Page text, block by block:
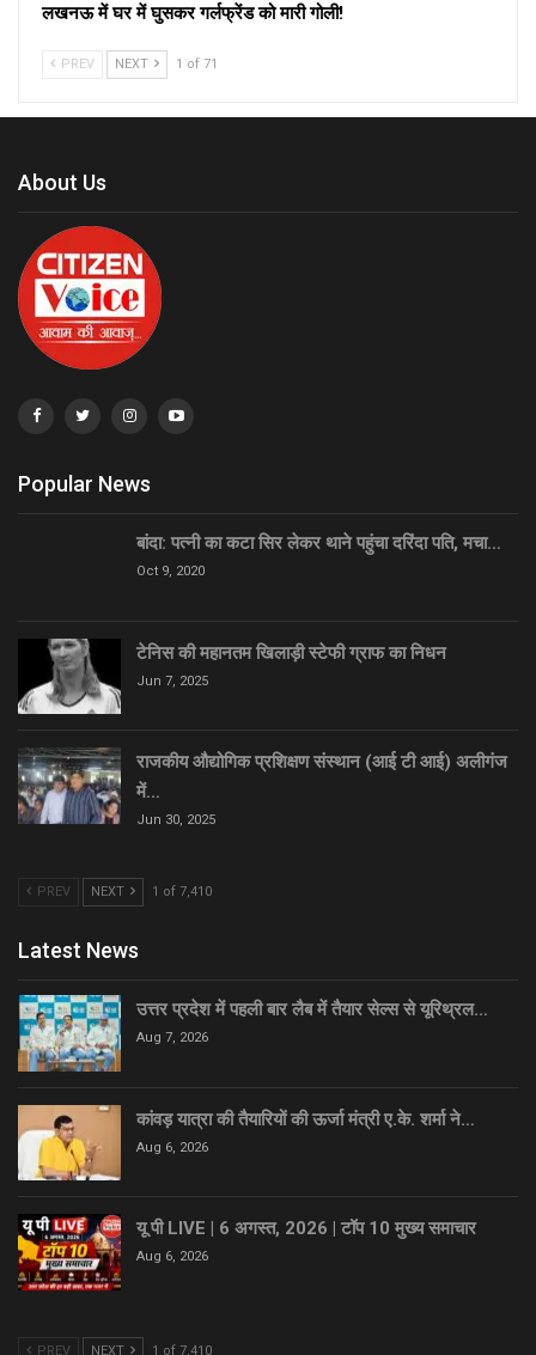
लखनऊ में घर में घुसकर गर्लफ्रेंड को मारी गोली!
PREV NEXT 1 of 71
About Us
Popular News
बांदा: पत्नी का कटा सिर लेकर थाने पहुंचा दरिंदा पति, मचा…
Oct 9, 2020
टेनिस की महानतम खिलाड़ी स्टेफी ग्राफ का निधन
Jun 7, 2025
राजकीय औद्योगिक प्रशिक्षण संस्थान (आई टी आई) अलीगंज
में…
Jun 30, 2025
PREV NEXT 1 of 7,410
Latest News
उत्तर प्रदेश में पहली बार लैब में तैयार सेल्स से यूरिथ्रल…
Aug 7, 2026
कांवड़ यात्रा की तैयारियों की ऊर्जा मंत्री ए.के. शर्मा ने…
Aug 6, 2026
यू पी LIVE | 6 अगस्त, 2026 | टॉप 10 मुख्य समाचार
Aug 6, 2026
PREV NEXT 1 of 7,410